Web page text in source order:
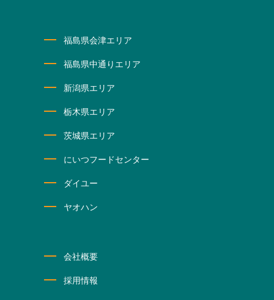
福島県会津エリア
福島県中通りエリア
新潟県エリア
栃木県エリア
茨城県エリア
にいつフードセンター
ダイユー
ヤオハン
会社概要
採用情報